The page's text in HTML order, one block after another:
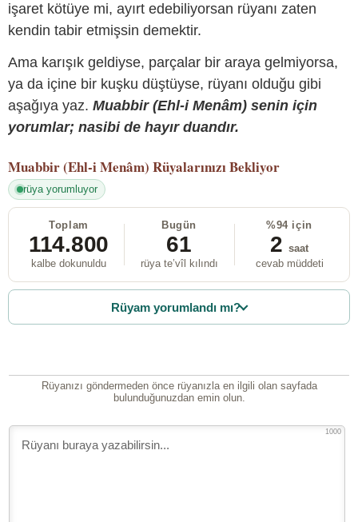
işaret kötüye mi, ayırt edebiliyorsan rüyanı zaten
kendin tabir etmişsin demektir.
Ama karışık geldiyse, parçalar bir araya gelmiyorsa,
ya da içine bir kuşku düştüyse, rüyanı olduğu gibi
aşağıya yaz. Muabbir (Ehl-i Menâm) senin için
yorumlar; nasibi de hayır duandır.
Muabbir (Ehl-i Menâm) Rüyalarınızı Bekliyor
rüya yorumluyor
Toplam
114.800
kalbe dokunuldu
Bugün
61
rüya te’vîl kılındı
%94 için
2 saat
cevab müddeti
Rüyam yorumlandı mı?
Rüyanızı göndermeden önce rüyanızla en ilgili olan sayfada
bulunduğunuzdan emin olun.
1000